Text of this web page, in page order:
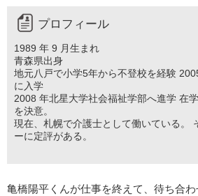
プロフィール
1989 年 9 月生まれ
青森県出身
地元八戸で小学5年から不登校を経験
に入学
2008 年北星大学社会福祉学部へ進学 在
を決意。
現在、札幌で介護士として働いている。
ーに定評がある。
亀橋陽平くんが仕事を終えて、待ち合